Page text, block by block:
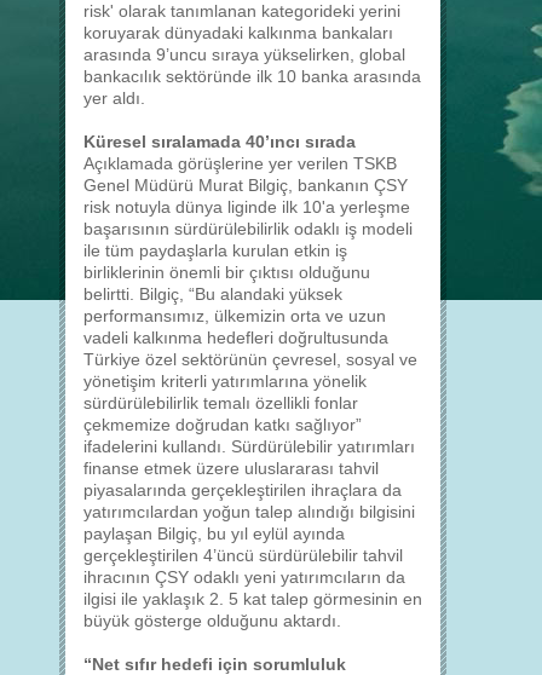
risk' olarak tanımlanan kategorideki yerini
koruyarak dünyadaki kalkınma bankaları
arasında 9’uncu sıraya yükselirken, global
bankacılık sektöründe ilk 10 banka arasında
yer aldı.
Küresel sıralamada 40’ıncı sırada
Açıklamada görüşlerine yer verilen TSKB
Genel Müdürü Murat Bilgiç, bankanın ÇSY
risk notuyla dünya liginde ilk 10'a yerleşme
başarısının sürdürülebilirlik odaklı iş modeli
ile tüm paydaşlarla kurulan etkin iş
birliklerinin önemli bir çıktısı olduğunu
belirtti. Bilgiç, “Bu alandaki yüksek
performansımız, ülkemizin orta ve uzun
vadeli kalkınma hedefleri doğrultusunda
Türkiye özel sektörünün çevresel, sosyal ve
yönetişim kriterli yatırımlarına yönelik
sürdürülebilirlik temalı özellikli fonlar
çekmemize doğrudan katkı sağlıyor”
ifadelerini kullandı. Sürdürülebilir yatırımları
finanse etmek üzere uluslararası tahvil
piyasalarında gerçekleştirilen ihraçlara da
yatırımcılardan yoğun talep alındığı bilgisini
paylaşan Bilgiç, bu yıl eylül ayında
gerçekleştirilen 4’üncü sürdürülebilir tahvil
ihracının ÇSY odaklı yeni yatırımcıların da
ilgisi ile yaklaşık 2. 5 kat talep görmesinin en
büyük gösterge olduğunu aktardı.
“Net sıfır hedefi için sorumluluk